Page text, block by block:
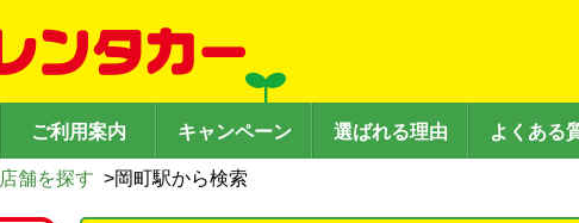
ご利用案内 キャンペーン 選ばれる理由 よくある
店舗を探す >岡町駅から検索